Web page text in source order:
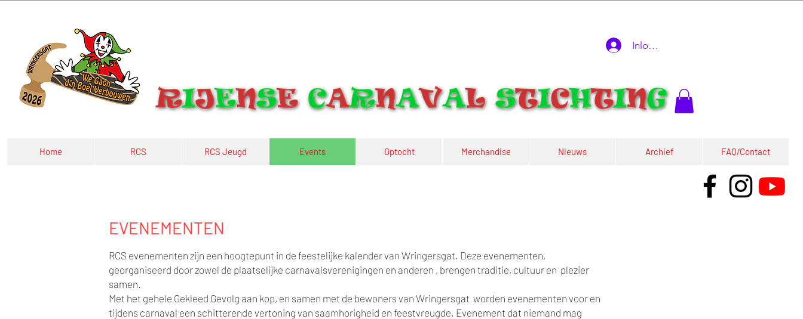
Inloggen
Home RCS RCS Jeugd Events Optocht Merchandise Nieuws Archief FAQ/Contact
EVENEMENTEN
RCS evenementen zijn een hoogtepunt in de feestelijke kalender van Wringersgat. Deze evenementen,
georganiseerd door zowel de plaatselijke carnavalsverenigingen en anderen , brengen traditie, cultuur en plezier
samen.
Met het gehele Gekleed Gevolg aan kop, en samen met de bewoners van Wringersgat worden evenementen voor en
tijdens carnaval een schitterende vertoning van saamhorigheid en feestvreugde. Evenement dat niemand mag